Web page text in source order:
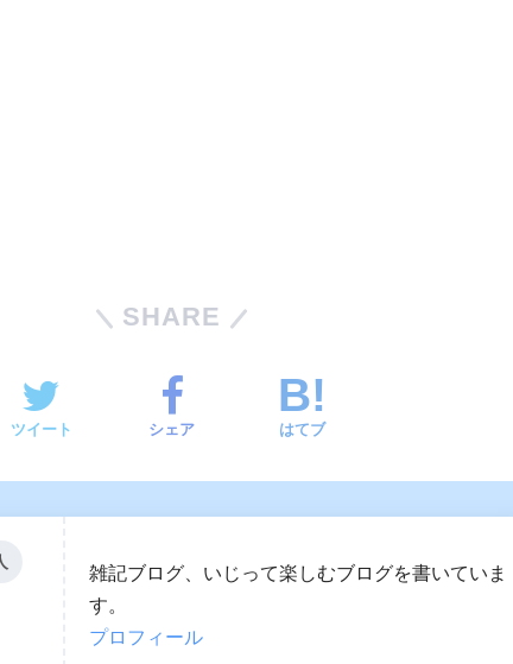
SHARE
ツイート シェア はてブ
雑記ブログ、いじって楽しむブログを書いていま
す。
プロフィール